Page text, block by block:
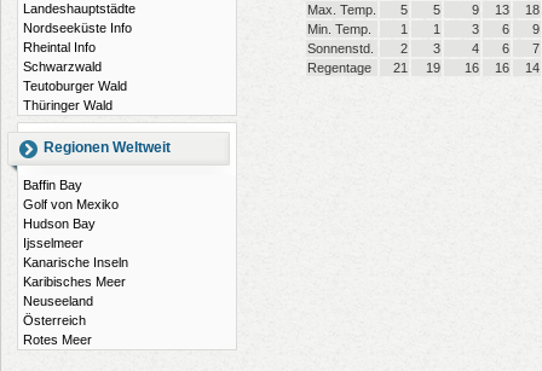
Landeshauptstädte
Nordseeküste Info
Rheintal Info
Schwarzwald
Teutoburger Wald
Thüringer Wald
Regionen Weltweit
Baffin Bay
Golf von Mexiko
Hudson Bay
Ijsselmeer
Kanarische Inseln
Karibisches Meer
Neuseeland
Österreich
Rotes Meer
Max. Temp.
5 5 9 13
18
Min. Temp.
1 1 3 6
9
Sonnenstd.
2 3 4 6
7
Regentage
21 19 16 16 14